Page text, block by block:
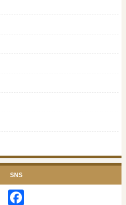
SNS